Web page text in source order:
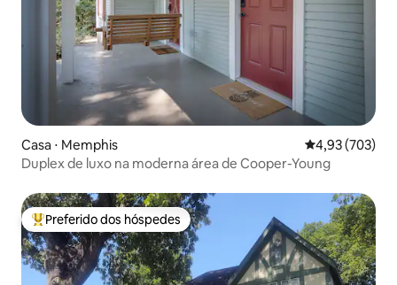
Casa ⋅ Memphis 4,93 de uma
4,93 (703)
Duplex de luxo na moderna área de Cooper-Young
Entre os melhores preferidos dos hóspedes
Preferido dos hóspedes